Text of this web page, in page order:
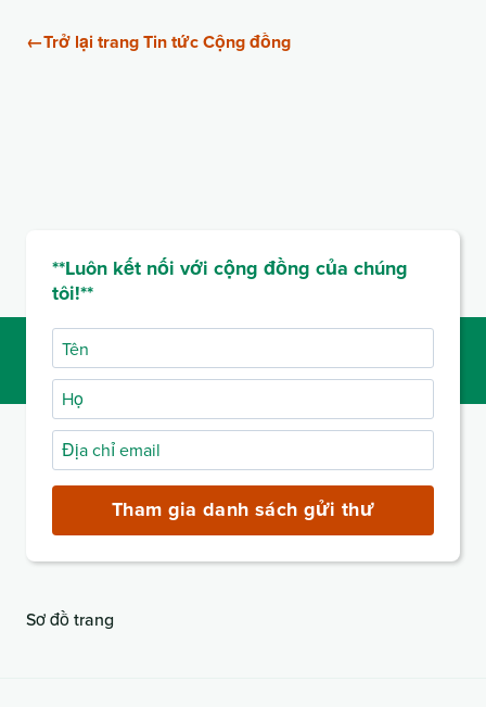
←Trở lại trang Tin tức Cộng đồng
**Luôn kết nối với cộng đồng của chúng
tôi!**
Tên
Họ
Địa
chỉ
(bắt
buộc)
Tham gia danh sách gửi thư
Sơ đồ trang